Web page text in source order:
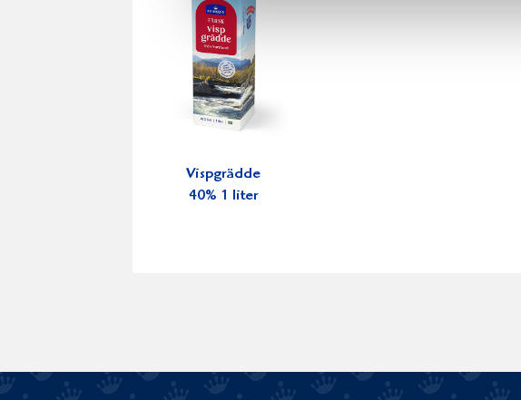
Vispgrädde
40% 1 liter